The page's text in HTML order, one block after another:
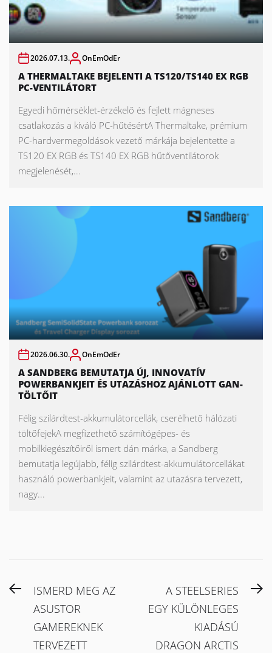
2026.07.13. OnEmOdEr
A THERMALTAKE BEJELENTI A TS120/TS140 EX RGB
PC-VENTILÁTORT
Egyedi hőmérséklet-érzékelő és fejlett mágneses
csatlakozás a kiváló PC-hűtésértA Thermaltake, prémium
PC-hardvermegoldások vezető márkája bejelentette a
TS120 EX RGB és TS140 EX RGB hűtőventilátorok
megjelenését,...
2026.06.30. OnEmOdEr
A SANDBERG BEMUTATJA ÚJ, INNOVATÍV
POWERBANKJEIT ÉS UTAZÁSHOZ AJÁNLOTT GAN-
TÖLTŐIT
Félig szilárdtest-akkumulátorcellák, cserélhető hálózati
töltőfejekA megfizethető számítógépes- és
mobilkiegészítőiről ismert dán márka, a Sandberg
bemutatja legújabb, félig szilárdtest-akkumulátorcellákat
használó powerbankjeit, valamint az utazásra tervezett,
nagy...
Bejegyzés
navigáció
PreviousISMERD MEG AZ
ASUSTOR
GAMEREKNEK
TERVEZETT
A STEELSERIES
EGY KÜLÖNLEGES
KIADÁSÚ
DRAGON ARCTIS